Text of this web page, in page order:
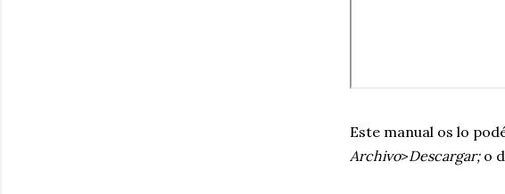
Este manual os lo
Archivo>Descargar; o